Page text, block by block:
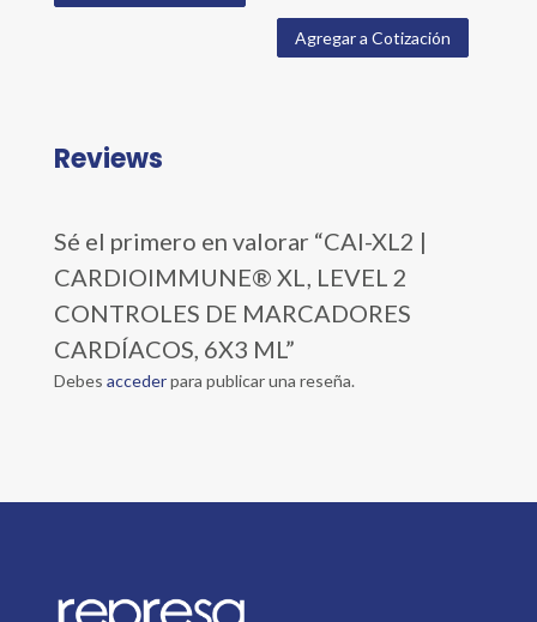
Agregar a Cotización
Reviews
Sé el primero en valorar “CAI-XL2 |
CARDIOIMMUNE® XL, LEVEL 2
CONTROLES DE MARCADORES
CARDÍACOS, 6X3 ML”
Debes accederpara publicar una reseña.